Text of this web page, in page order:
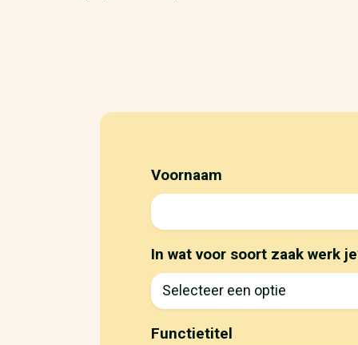
Voornaam
In wat voor soort zaak werk
Functietitel